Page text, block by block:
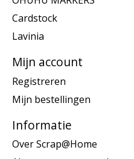
Cardstock
Lavinia
Mijn account
Registreren
Mijn bestellingen
Informatie
Over Scrap@Home